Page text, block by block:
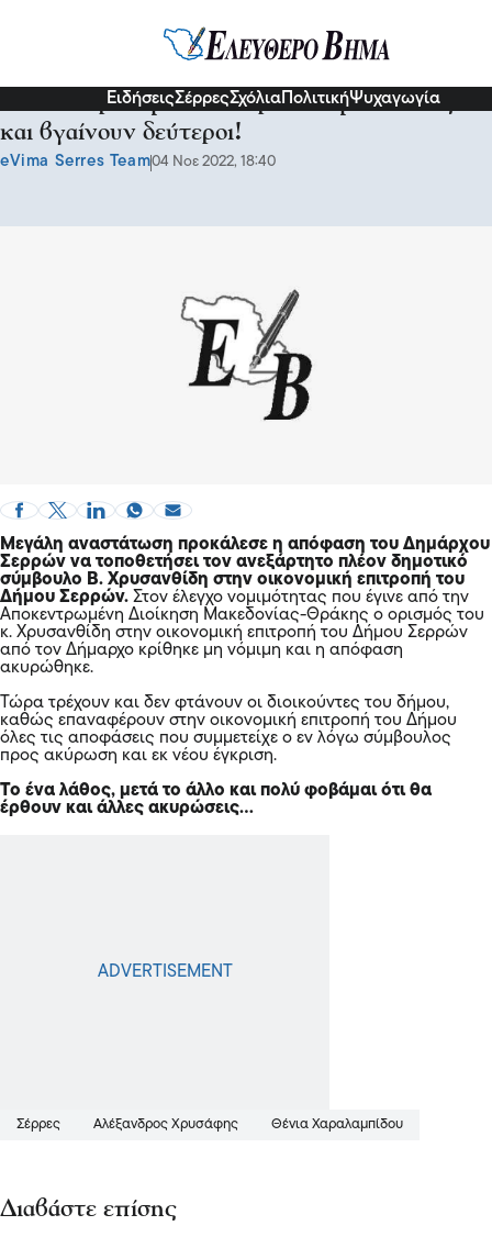
ΕιδήσειςΣέρρεςΣχόλια ΠολιτικήΨυχαγωγία
Θένια Χαραλαμπίδου: Τρέχουν μόνοι τους
και βγαίνουν δεύτεροι!
eVima Serres Team04 Νοε 2022, 18:40
Μεγάλη αναστάτωση προκάλεσε η απόφαση του Δημάρχου
Σερρών να τοποθετήσει τον ανεξάρτητο πλέον δημοτικό
σύμβουλο Β. Χρυσανθίδη στην οικονομική επιτροπή του
Δήμου Σερρών. Στον έλεγχο νομιμότητας που έγινε από την
Αποκεντρωμένη Διοίκηση Μακεδονίας-Θράκης ο ορισμός του
κ. Χρυσανθίδη στην οικονομική επιτροπή του Δήμου Σερρών
από τον Δήμαρχο κρίθηκε μη νόμιμη και η απόφαση
ακυρώθηκε.
Τώρα τρέχουν και δεν φτάνουν οι διοικούντες του δήμου,
καθώς επαναφέρουν στην οικονομική επιτροπή του Δήμου
όλες τις αποφάσεις που συμμετείχε ο εν λόγω σύμβουλος
προς ακύρωση και εκ νέου έγκριση.
Το ένα λάθος, μετά το άλλο και πολύ φοβάμαι ότι θα
έρθουν και άλλες ακυρώσεις…
Σέρρες Αλέξανδρος Χρυσάφης Θένια Χαραλαμπίδου
Διαβάστε επίσης